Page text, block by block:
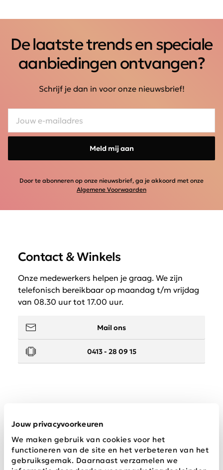
Jouw privacyvoorkeuren
We maken gebruik van cookies voor het
functioneren van de site en het verbeteren van het
gebruiksgemak. Daarnaast verzamelen we
De laatste trends en speciale
aanbiedingen ontvangen?
Schrijf je dan in voor onze nieuwsbrief!
Meld mij aan
Door te abonneren op onze nieuwsbrief, ga je akkoord met onze
Algemene Voorwaarden
Contact & Winkels
Onze medewerkers helpen je graag. We zijn
telefonisch bereikbaar op maandag t/m vrijdag
van 08.30 uur tot 17.00 uur.
Mail ons
0413 - 28 09 15
Wij zijn Schijvens mode